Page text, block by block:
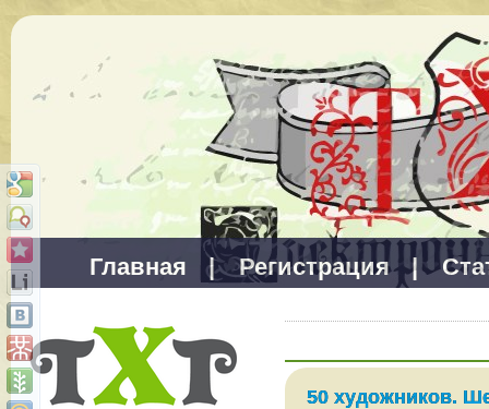
Главная | Регистрация |
50 художников.